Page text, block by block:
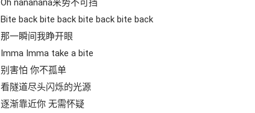
Oh nananana来势不可挡
Bite back bite back bite back bite back
那一瞬间我睁开眼
Imma Imma take a bite
别害怕 你不孤单
看隧道尽头闪烁的光源
逐渐靠近你 无需怀疑